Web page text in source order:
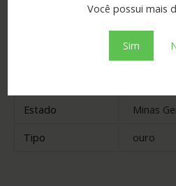
Você possui mais
Sim
Salinas
Estado
Minas
Tipo
ouro